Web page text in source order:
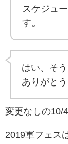
スケジュ
す。
はい、そう
ありがと
変更なしの10/
2019軍フェス